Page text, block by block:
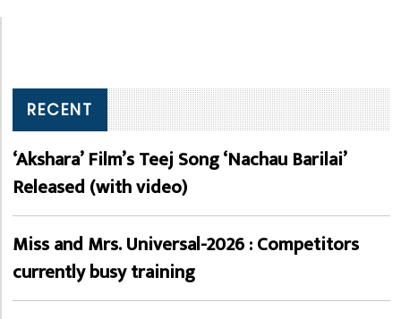
RECENT
‘Akshara’ Film’s Teej Song ‘Nachau Barilai’
Released (with video)
Miss and Mrs. Universal-2026 : Competitors
currently busy training